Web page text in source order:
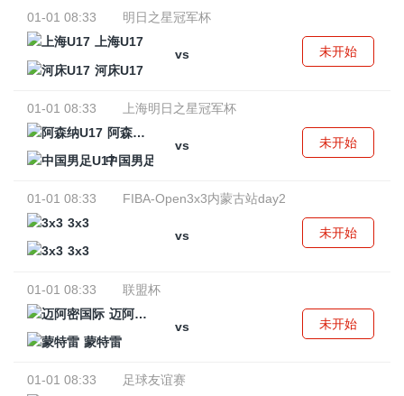
01-01 08:33
明日之星冠军杯
上海U17
vs
河床U17
未开始
01-01 08:33
上海明日之星冠军杯
阿森纳U17
vs
中国男足U17
未开始
01-01 08:33
FIBA-Open3x3内蒙古站day2
3x3
vs
3x3
未开始
01-01 08:33
联盟杯
迈阿密国际
vs
蒙特雷
未开始
01-01 08:33
足球友谊赛